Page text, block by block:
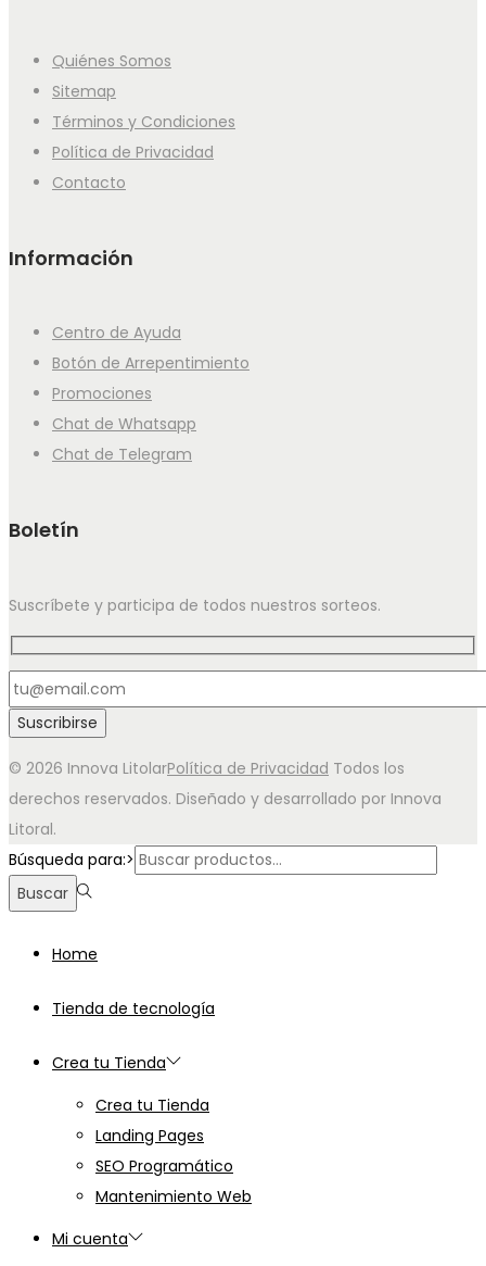
Quiénes Somos
Sitemap
Términos y Condiciones
Política de Privacidad
Contacto
Información
Centro de Ayuda
Botón de Arrepentimiento
Promociones
Chat de Whatsapp
Chat de Telegram
Boletín
Suscríbete y participa de todos nuestros sorteos.
© 2026 Innova LitolarPolítica de Privacidad Todos los
derechos reservados. Diseñado y desarrollado por Innova
Litoral.
Búsqueda para:>
Buscar
Home
Tienda de tecnología
Crea tu Tienda
Crea tu Tienda
Landing Pages
SEO Programático
Mantenimiento Web
Mi cuenta